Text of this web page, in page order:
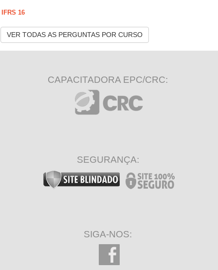
IFRS 16
VER TODAS AS PERGUNTAS POR CURSO
CAPACITADORA EPC/CRC:
SEGURANÇA:
SIGA-NOS: